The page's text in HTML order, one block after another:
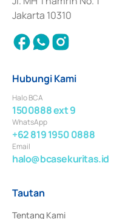
Jakarta 10310
Hubungi Kami
Halo BCA
1500888 ext 9
WhatsApp
+62 819 1950 0888
Email
halo@bcasekuritas.id
Tautan
Tentang Kami